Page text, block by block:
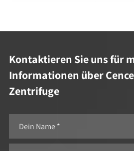
Kontaktieren Sie uns für
Informationen über
Zentrifuge